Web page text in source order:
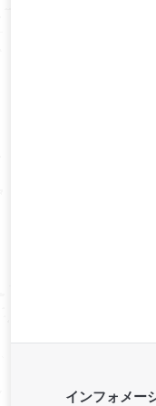
インフォメー